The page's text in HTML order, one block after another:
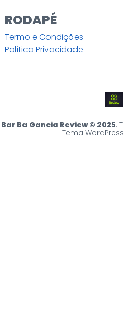
RODAPÉ
Termo e Condições
Política Privacidade
Bar Ba Gancia Review © 2025.
Tema WordPress